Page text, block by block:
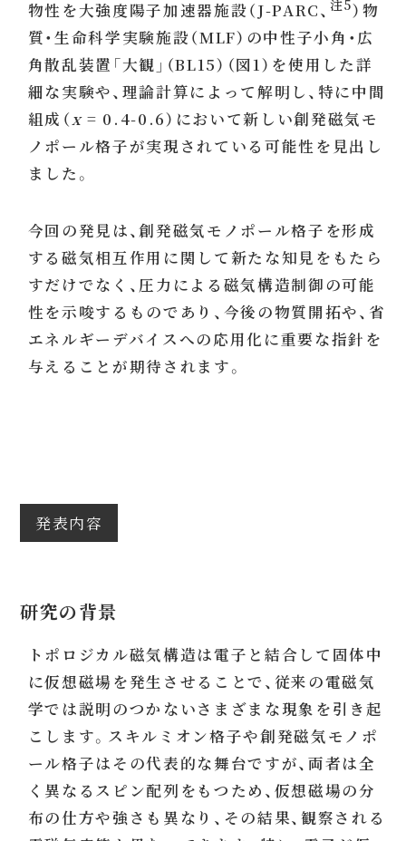
物性を大強度陽子加速器施設（J-PARC、 注5）物
質・生命科学実験施設（MLF）の中性子小角・広
角散乱装置「大観」（BL15）（図1）を使用した詳
細な実験や、理論計算によって解明し、特に中間
組成（ x= 0.4-0.6）において新しい創発磁気モ
ノポール格子が実現されている可能性を見出し
ました。
今回の発見は、創発磁気モノポール格子を形成
する磁気相互作用に関して新たな知見をもたら
すだけでなく、圧力による磁気構造制御の可能
性を示唆するものであり、今後の物質開拓や、省
エネルギーデバイスへの応用化に重要な指針を
与えることが期待されます。
発表内容
研究の背景
トポロジカル磁気構造は電子と結合して固体中
に仮想磁場を発生させることで、従来の電磁気
学では説明のつかないさまざまな現象を引き起
こします。スキルミオン格子や創発磁気モノポ
ール格子はその代表的な舞台ですが、両者は全
く異なるスピン配列をもつため、仮想磁場の分
布の仕方や強さも異なり、その結果、観察される